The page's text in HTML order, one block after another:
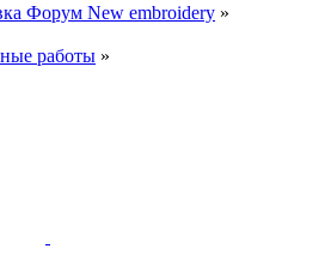
Форум New embroidery »
работы »